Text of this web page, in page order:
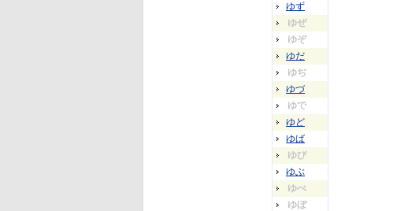
ゆず
ゆぜ
ゆぞ
ゆだ
ゆぢ
ゆづ
ゆで
ゆど
ゆば
ゆび
ゆぶ
ゆべ
ゆぼ